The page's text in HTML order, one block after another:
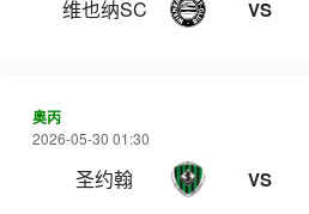
维也纳SC VS
奥丙
2026-05-30 01:30
圣约翰 VS